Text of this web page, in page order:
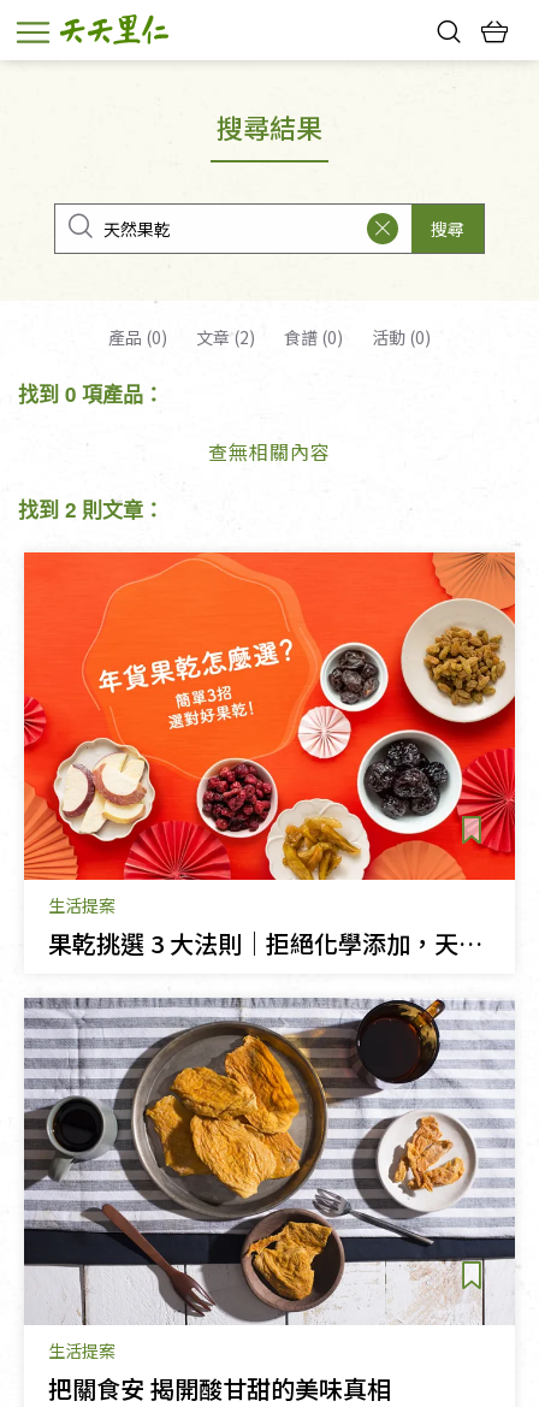
幸福節中獎名單
搜尋結果
搜尋
產品 (0) 文章 (2) 食譜 (0) 活動 (0)
找到 0 項產品：
查無相關內容
找到 2 則文章：
生活提案
果乾挑選 3 大法則｜拒絕化學添加，天然果乾這樣買
生活提案
把關食安 揭開酸甘甜的美味真相